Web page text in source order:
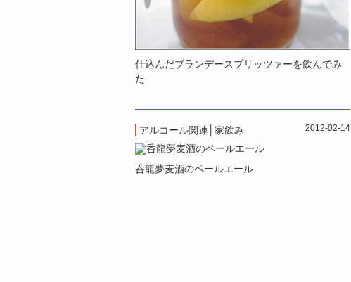
仕込んだブランデースプリッツァーを飲んでみ
た
アルコール関連 家飲み 2012-02-14
呑龍夢麦酒のペールエール